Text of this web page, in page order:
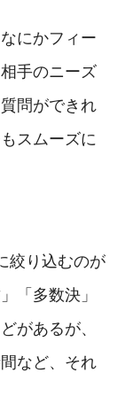
にかフィー
手のニーズ
問ができれ
スムーズに
絞り込むのが
「多数決」
があるが、
など、それ